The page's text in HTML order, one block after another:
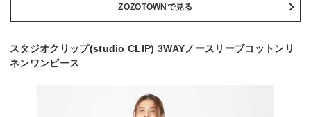
ZOZOTOWNで見る
スタジオクリップ(studio CLIP) 3WAYノースリーブコットンリ
ネンワンピース